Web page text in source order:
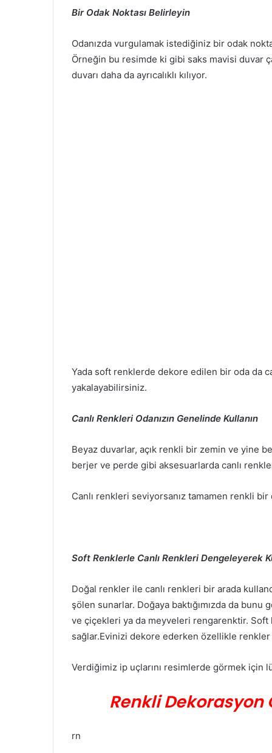
Bir Odak Noktası Belirleyin
Odanızda vurgulamak istediğiniz bir odak
Örneğin bu resimde ki gibi saks mavisi duvar
duvarı daha da ayrıcalıklı kılıyor.
Yada soft renklerde dekore edilen bir oda da
yakalayabilirsiniz.
Canlı Renkleri Odanızın Genelinde Kullanın
Beyaz duvarlar, açık renkli bir zemin ve yine
berjer ve perde gibi aksesuarlarda canlı
Canlı renkleri seviyorsanız tamamen renkli
Soft Renklerle Canlı Renkleri Dengeleyerek
Doğal renkler ile canlı renkleri bir arada
şölen sunarlar. Doğaya baktığımızda da
ve çiçekleri ya da meyveleri rengarenktir.
sağlar.Evinizi dekore ederken özellikle renkler
Verdiğimiz ip uçlarını resimlerde görmek için
Renkli
rn